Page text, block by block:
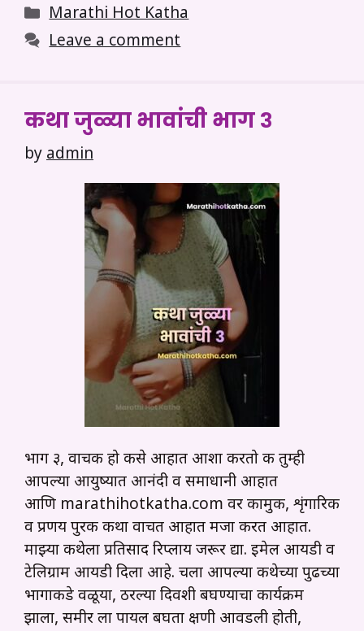
Categories
Marathi Hot Katha
Leave a comment
कथा जुळ्या भावांची भाग ३
by admin
भाग ३, वाचक हो कसे आहात आशा करतो की तुम्ही
आपल्या आयुष्यात आनंदी व समाधानी आहात
आणि marathihotkatha.com वर कामुक, शृंगारिक
व प्रणय पुरक कथा वाचत आहात मजा करत आहात.
माझ्या कथेला प्रतिसाद रिप्लाय जरूर द्या. इमेल आयडी व
टेलिग्राम आयडी दिला आहे. चला आपल्या कथेच्या पुढच्या
भागाकडे वळूया, ठरल्या दिवशी बघण्याचा कार्यक्रम
झाला, समीर ला पायल बघता क्षणी आवडली होती,